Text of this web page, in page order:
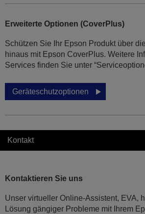
Erweiterte Optionen (CoverPlus)
Schützen Sie Ihr Epson Produkt über
hinaus mit Epson CoverPlus. Weitere
Services finden Sie unter
Geräteschutzoptionen
Kontakt
Kontaktieren Sie uns
Unser virtueller Online-Assistent, EVA,
Lösung gängiger Probleme mit Ihrem